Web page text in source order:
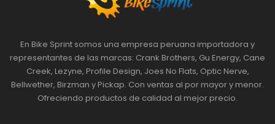
En Bike Sprint somos una empresa peruana importadora y
representantes de las marcas: Crank Brothers, Gu Energy, Cane
Creek, Lezyne, Profile Design, Joes No Flats, Optic Nerve,
Bellwether, Birzman y Pickap. Con ventas al por mayor y menor.
Ofreciendo productos de calidad al mejor precio.